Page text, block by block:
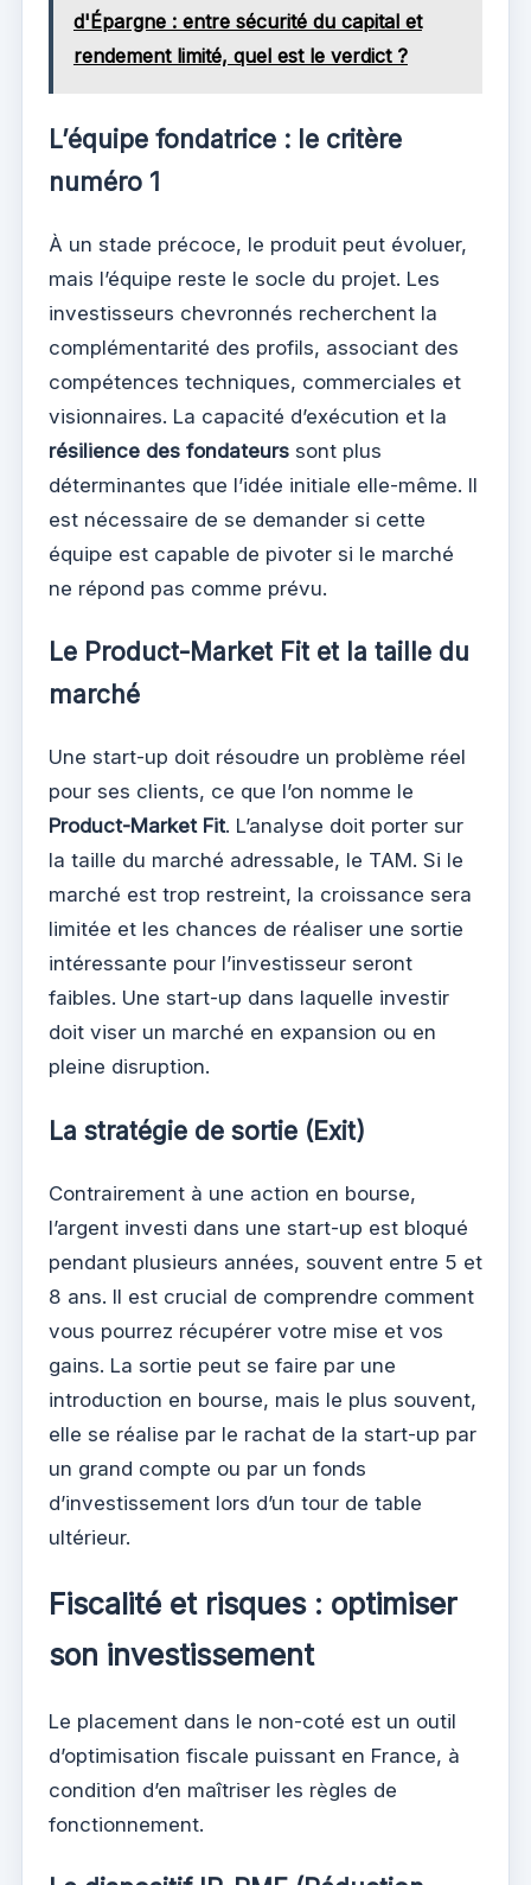
d'Épargne : entre sécurité du capital et
rendement limité, quel est le verdict ?
L’équipe fondatrice : le critère
numéro 1
À un stade précoce, le produit peut évoluer,
mais l’équipe reste le socle du projet. Les
investisseurs chevronnés recherchent la
complémentarité des profils, associant des
compétences techniques, commerciales et
visionnaires. La capacité d’exécution et la
résilience des fondateurs sont plus
déterminantes que l’idée initiale elle-même. Il
est nécessaire de se demander si cette
équipe est capable de pivoter si le marché
ne répond pas comme prévu.
Le Product-Market Fit et la taille du
marché
Une start-up doit résoudre un problème réel
pour ses clients, ce que l’on nomme le
Product-Market Fit. L’analyse doit porter sur
la taille du marché adressable, le TAM. Si le
marché est trop restreint, la croissance sera
limitée et les chances de réaliser une sortie
intéressante pour l’investisseur seront
faibles. Une start-up dans laquelle investir
doit viser un marché en expansion ou en
pleine disruption.
La stratégie de sortie (Exit)
Contrairement à une action en bourse,
l’argent investi dans une start-up est bloqué
pendant plusieurs années, souvent entre 5 et
8 ans. Il est crucial de comprendre comment
vous pourrez récupérer votre mise et vos
gains. La sortie peut se faire par une
introduction en bourse, mais le plus souvent,
elle se réalise par le rachat de la start-up par
un grand compte ou par un fonds
d’investissement lors d’un tour de table
ultérieur.
Fiscalité et risques : optimiser
son investissement
Le placement dans le non-coté est un outil
d’optimisation fiscale puissant en France, à
condition d’en maîtriser les règles de
fonctionnement.